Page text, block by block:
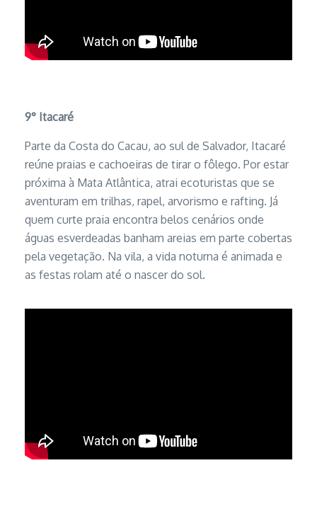
9° Itacaré
Parte da Costa do Cacau, ao sul de Salvador, Itacaré
reúne praias e cachoeiras de tirar o fôlego. Por estar
próxima à Mata Atlântica, atrai ecoturistas que se
aventuram em trilhas, rapel, arvorismo e rafting. Já
quem curte praia encontra belos cenários onde
águas esverdeadas banham areias em parte cobertas
pela vegetação. Na vila, a vida noturna é animada e
as festas rolam até o nascer do sol.